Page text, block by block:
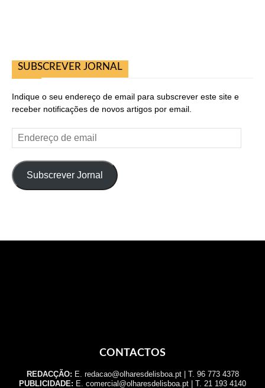
SUBSCREVER JORNAL
Indique o seu endereço de email para subscrever este site e
receber notificações de novos artigos por email.
Endereço
de
Subscrever Jornal
CONTACTOS
REDACÇÃO: E. redacao@olharesdelisboa.pt | T. 96 773 4378
PUBLICIDADE: E. comercial@olharesdelisboa.pt | T. 21 193 4140